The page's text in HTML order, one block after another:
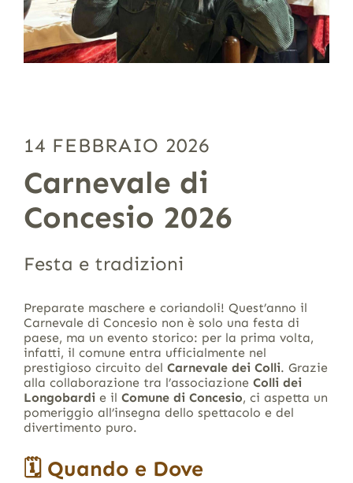
14 FEBBRAIO 2026
Carnevale di
Concesio 2026
Festa e tradizioni
Preparate maschere e coriandoli! Quest’anno il
Carnevale di Concesio non è solo una festa di
paese, ma un evento storico: per la prima volta,
infatti, il comune entra ufficialmente nel
prestigioso circuito del Carnevale dei Colli. Grazie
alla collaborazione tra l’associazione Colli dei
Longobardie il Comune di Concesio, ci aspetta un
pomeriggio all’insegna dello spettacolo e del
divertimento puro.
🗓️ Quando e Dove